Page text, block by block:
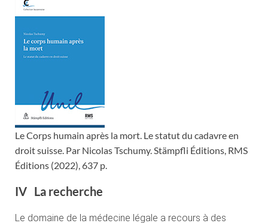
Le Corps humain après la mort. Le statut du cadavre en
droit suisse. Par Nicolas Tschumy. Stämpfli Éditions, RMS
Éditions (2022), 637 p.
IV La recherche
Le domaine de la médecine légale a recours à des